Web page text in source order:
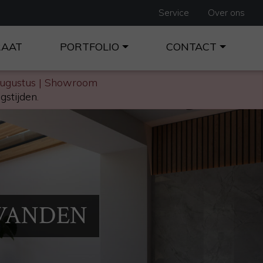
| Showroom
.
Service Over ons
PORTFOLIO CONTACT